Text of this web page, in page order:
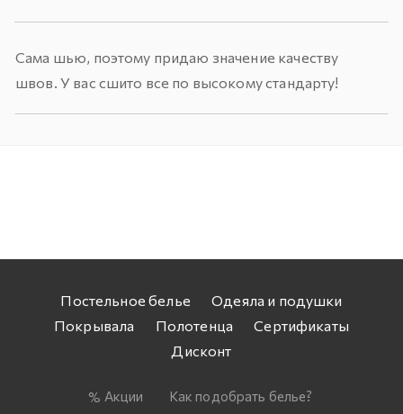
Сама шью, поэтому придаю значение качеству
швов. У вас сшито все по высокому стандарту!
Постельное белье
Одеяла и подушки
Покрывала
Полотенца
Сертификаты
Дисконт
Акции
Как подобрать белье?